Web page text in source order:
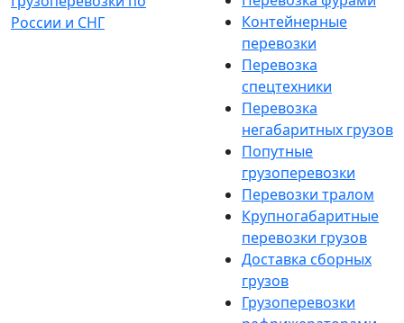
России и СНГ
Контейнерные
перевозки
Перевозка
спецтехники
Перевозка
негабаритных грузов
Попутные
грузоперевозки
Перевозки тралом
Крупногабаритные
перевозки грузов
Доставка сборных
грузов
Грузоперевозки